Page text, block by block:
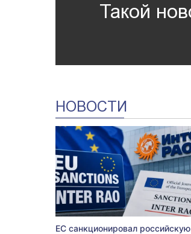
Такой
НОВОСТИ
ЕС санкционировал российскую